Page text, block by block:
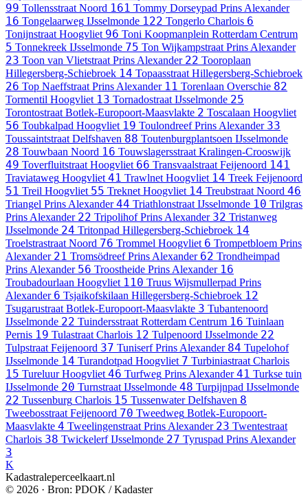
99 Tollensstraat Noord 161 Tommy Dorseypad Prins Alexander
16 Tongelaarweg IJsselmonde 122 Tongerlo Charlois 6
Tonijnstraat Hoogvliet 96 Toni Koopmanplein Rotterdam Centrum
5 Tonnekreek IJsselmonde 75 Ton Wijkampstraat Prins Alexander
23 Toon van Vlietstraat Prins Alexander 22 Tooroplaan
Hillegersberg-Schiebroek 14 Topaasstraat Hillegersberg-Schiebroek
26 Top Naeffstraat Prins Alexander 11 Torenlaan Overschie 82
Tormentil Hoogvliet 13 Tornadostraat IJsselmonde 25
Torontostraat Botlek-Europoort-Maasvlakte 2 Toscalaan Hoogvliet
56 Toubkalpad Hoogvliet 19 Toulondreef Prins Alexander 33
Toussaintstraat Delfshaven 88 Toutenburgplantsoen IJsselmonde
28 Touwbaan Noord 16 Touwslagersstraat Kralingen-Crooswijk
49 Toverfluitstraat Hoogvliet 66 Transvaalstraat Feijenoord 141
Traviataweg Hoogvliet 41 Trawlnet Hoogvliet 14 Treek Feijenoord
51 Treil Hoogvliet 55 Treknet Hoogvliet 14 Treubstraat Noord 46
Triangel Prins Alexander 44 Triathlonstraat IJsselmonde 10 Trilgras
Prins Alexander 22 Tripolihof Prins Alexander 32 Tristanweg
IJsselmonde 24 Tritonpad Hillegersberg-Schiebroek 14
Troelstrastraat Noord 76 Trommel Hoogvliet 6 Trompetbloem Prins
Alexander 21 Tromsödreef Prins Alexander 62 Trondheimpad
Prins Alexander 56 Troostheide Prins Alexander 16
Troubadourlaan Hoogvliet 110 Truus Wijsmullerpad Prins
Alexander 6 Tsjaikofskilaan Hillegersberg-Schiebroek 12
Tsugarustraat Botlek-Europoort-Maasvlakte 3 Tubantenoord
IJsselmonde 22 Tuindersstraat Rotterdam Centrum 16 Tuinlaan
Pernis 19 Tulastraat Charlois 12 Tulpenoord IJsselmonde 22
Tulpstraat Feijenoord 37 Tuniserf Prins Alexander 84 Tupelohof
IJsselmonde 14 Turandotpad Hoogvliet 7 Turbiniastraat Charlois
15 Tureluur Hoogvliet 46 Turfweg Prins Alexander 41 Turkse tuin
IJsselmonde 20 Turnstraat IJsselmonde 48 Turpijnpad IJsselmonde
22 Tussenburg Charlois 15 Tussenwater Delfshaven 8
Tweebosstraat Feijenoord 70 Tweedweg Botlek-Europoort-
Maasvlakte 4 Tweelingenstraat Prins Alexander 23 Twentestraat
Charlois 38 Twickelerf IJsselmonde 27 Tyruspad Prins Alexander
3
K
Kadastraleperceelkaart.nl
© 2026 · Bron: PDOK / Kadaster